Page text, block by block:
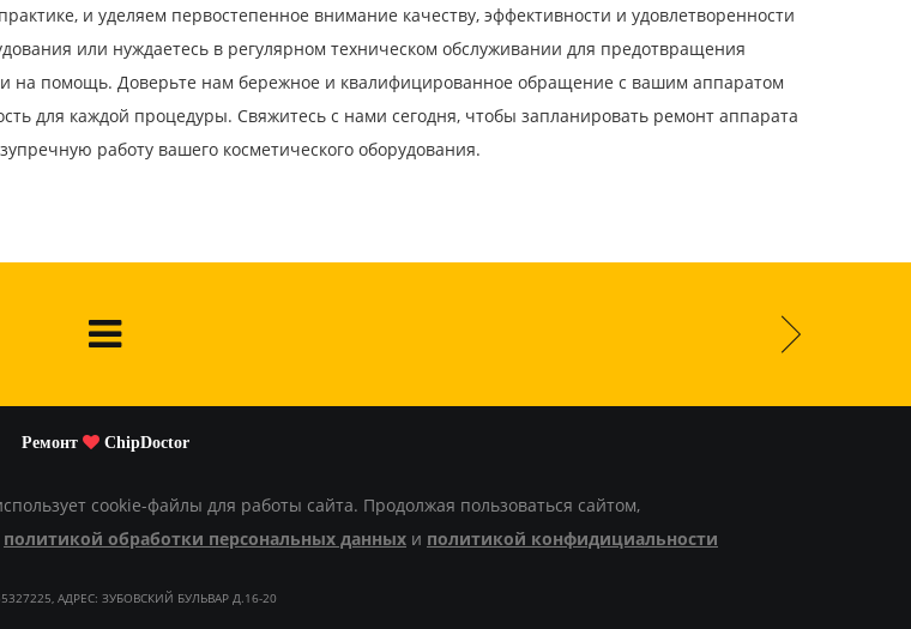
и уделяем первостепенное внимание качеству, эффективности и удовлетворенности
или нуждаетесь в регулярном техническом обслуживании для предотвращения
на помощь. Доверьте нам бережное и квалифицированное обращение с вашим аппаратом
для каждой процедуры. Свяжитесь с нами сегодня, чтобы запланировать ремонт аппарата
работу вашего косметического оборудования.
Ремонт ChipDoctor
cookie-файлы для работы сайта. Продолжая пользоваться сайтом,
политикой обработки персональных данных и политикой конфидициальности
АДРЕС: ЗУБОВСКИЙ БУЛЬВАР Д.16-20